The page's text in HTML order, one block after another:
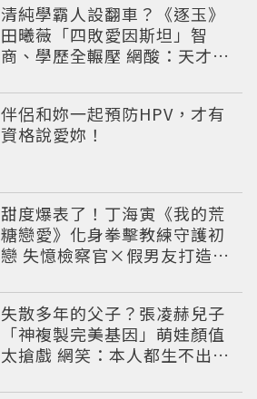
清純學霸人設翻車？《逐玉》
田曦薇「四敗愛因斯坦」智
商、學歷全輾壓 網酸：天才全
伴侶和妳一起預防HPV，才有
資格說愛妳！
甜度爆表了！丁海寅《我的荒
糖戀愛》化身拳擊教練守護初
戀 失憶檢察官×假男友打造今
失散多年的父子？張凌赫兒子
「神複製完美基因」萌娃顏值
太搶戲 網笑：本人都生不出這